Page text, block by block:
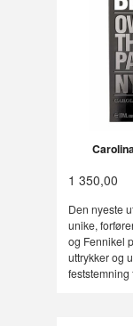
1 350,00
Den nyeste
unike,
og Fennikel
uttrykker og
feststemning